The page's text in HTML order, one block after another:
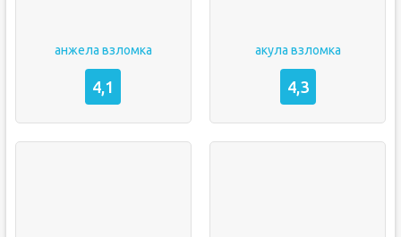
анжела взломка
4,1
акула взломка
4,3